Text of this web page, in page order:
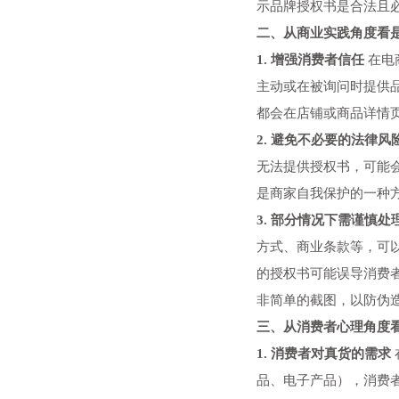
示品牌授权书是合法且
二、从商业实践角度看
1. 增强消费者信任 在电
主动或在被询问时提供
都会在店铺或商品详情
2. 避免不必要的法律风
无法提供授权书，可能
是商家自我保护的一种
3. 部分情况下需谨慎处
方式、商业条款等，可
的授权书可能误导消费
非简单的截图，以防伪
三、从消费者心理角度
1. 消费者对真货的需求
品、电子产品），消费